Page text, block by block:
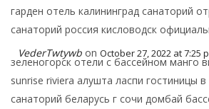
гарден отель калининград санаторий
санаторий россия кисловодск
VederTwtywb on October 27, 2022 at 7:25
зеленогорск отели с бассейном манго
sunrise riviera алушта ласпи гостиницы
санаторий беларусь г сочи домбай